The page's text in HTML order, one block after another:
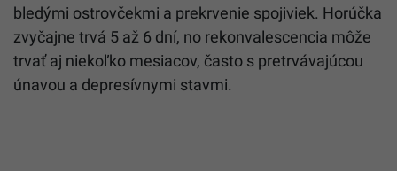
bledými ostrovčekmi a prekrvenie spojiviek. Horúčka
zvyčajne trvá 5 až 6 dní, no rekonvalescencia môže
trvať aj niekoľko mesiacov, často s pretrvávajúcou
únavou a depresívnymi stavmi.